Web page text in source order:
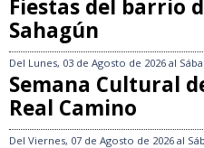
Fiestas del barrio
Sahagún
Del Lunes, 03 de Agosto de 2026 al
Semana Cultural
Real Camino
Del Viernes, 07 de Agosto de 2026 al